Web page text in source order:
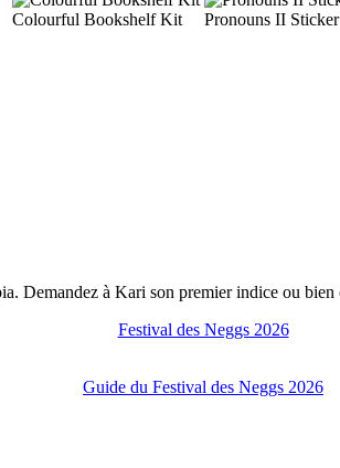
Colourful Bookshelf Kit Pronouns II
Demandez à Kari son premier indice ou bien
Festival des Neggs 2026
Guide du Festival des Neggs 2026